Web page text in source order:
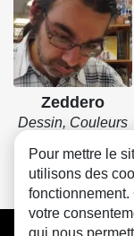
Zeddero
Dessin, Couleurs
CGU
Pour mettre le
utilisons des
votre
qui nous